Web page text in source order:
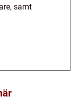
samt